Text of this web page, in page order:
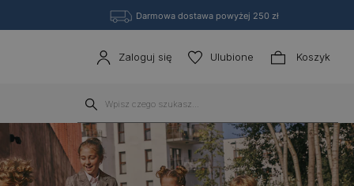
Darmowa dostawa powyżej 250 zł
Zaloguj się Ulubione Koszyk